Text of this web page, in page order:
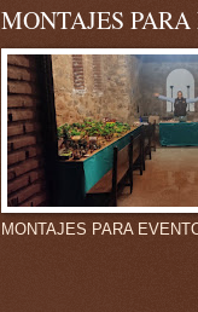
MONTAJES
MONTAJES PARA